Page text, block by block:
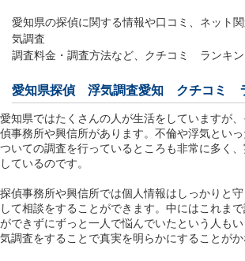
愛知県の探偵に関する情報や口コミ、ネット
気調査
調査料金・調査方法など、クチコミ ランキ
愛知県探偵 浮気調査愛知 クチコミ
愛知県ではたくさんの人が生活をしていますが
偵事務所や興信所があります。不倫や浮気とい
ついての調査を行っているところも非常に多く
しているのです。
探偵事務所や興信所では個人情報はしっかりと
して相談をすることができます。中にはこれま
ができずにずっと一人で悩んでいたという人も
気調査をすることで真実を明らかにすることがか